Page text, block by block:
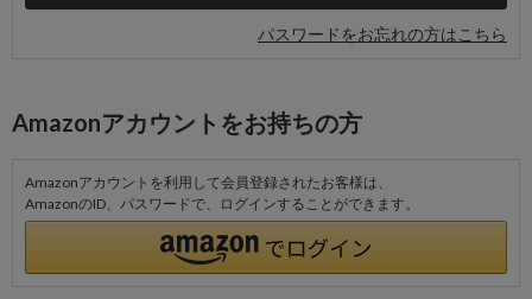
パスワードをお忘れの方はこちら
Amazonアカウントをお持ちの方
Amazonアカウントを利用して会員登録されたお客様は、
AmazonのID、パスワードで、ログインすることができます。